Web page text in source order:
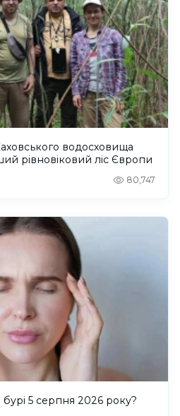
водосховища
рівновіковий ліс Європи
80,747
бурі 5 серпня 2026 року?